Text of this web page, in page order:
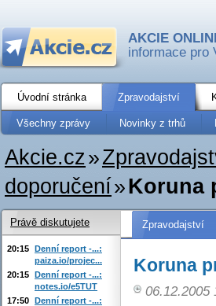
AKCIE
informace pro
Úvodní stránka Zpravodajství
Všechny zprávy Novinky z trhů
Akcie.cz»
doporučení»Koruna
Zpravodajství
Koruna
06.12.2005
Právě diskutujete
20:15 Denní report -...:
paiza.io/projec...
20:15 Denní report -...:
notes.io/e5TUT
17:50 Denní report -...: